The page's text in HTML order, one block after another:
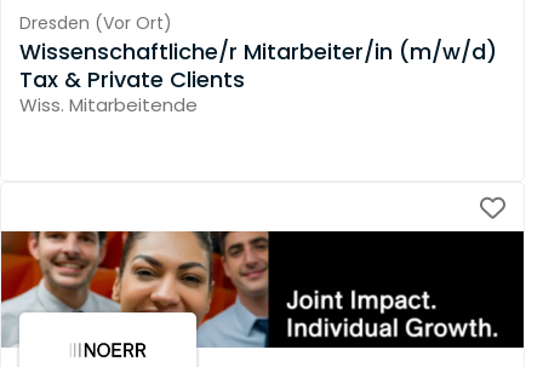
Dresden (Vor Ort)
Wissenschaftliche/r Mitarbeiter/in (m/w/d)
Tax & Private Clients
Wiss. Mitarbeitende